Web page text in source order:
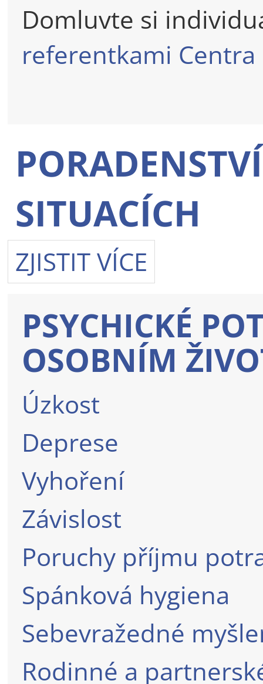
Domluvte si
referentkami Centra
SITUACÍCH
ZJISTIT VÍCE
PSYCHICKÉ
OSOBNÍM
Úzkost
Deprese
Vyhoření
Závislost
Poruchy příjmu
Spánková hygiena
Sebevražedné
Rodinné a